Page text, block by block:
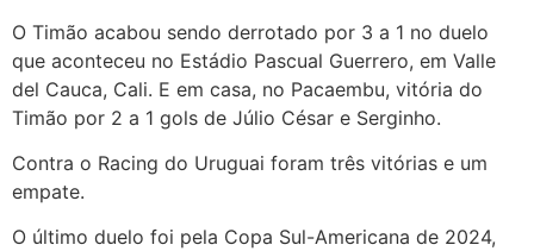
O Timão acabou sendo derrotado por 3 a 1 no duelo
que aconteceu no Estádio Pascual Guerrero, em Valle
del Cauca, Cali. E em casa, no Pacaembu, vitória do
Timão por 2 a 1 gols de Júlio César e Serginho.
Contra o Racing do Uruguai foram três vitórias e um
empate.
O último duelo foi pela Copa Sul-Americana de 2024,